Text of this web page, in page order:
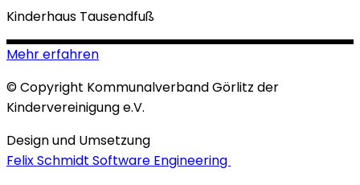
Kinderhaus Tausendfuß
Mehr erfahren
© Copyright Kommunalverband Görlitz der
Kindervereinigung e.V.
Design und Umsetzung
Felix Schmidt Software Engineering